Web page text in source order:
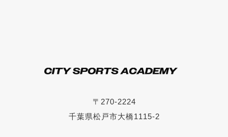
〒270-2224
千葉県松戸市大橋1115-2